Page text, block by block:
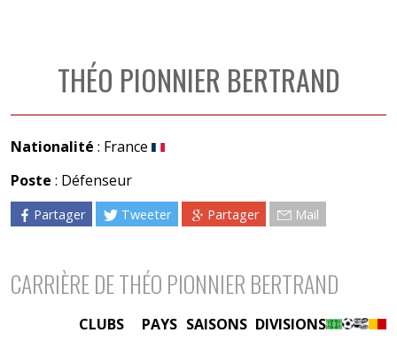
THÉO PIONNIER BERTRAND
Nationalité : France
Poste : Défenseur
Partager Tweeter Partager Mail
CARRIÈRE DE THÉO PIONNIER BERTRAND
PAYS SAISONS DIVISIONS
CLUBS